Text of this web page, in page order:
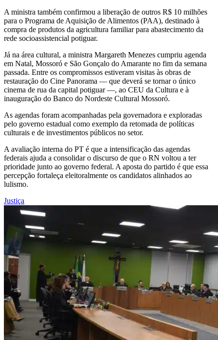
A ministra também confirmou a liberação de outros R$ 10 milhões
para o Programa de Aquisição de Alimentos (PAA), destinado à
compra de produtos da agricultura familiar para abastecimento da
rede socioassistencial potiguar.
Já na área cultural, a ministra Margareth Menezes cumpriu agenda
em Natal, Mossoró e São Gonçalo do Amarante no fim da semana
passada. Entre os compromissos estiveram visitas às obras de
restauração do Cine Panorama — que deverá se tornar o único
cinema de rua da capital potiguar —, ao CEU da Cultura e à
inauguração do Banco do Nordeste Cultural Mossoró.
As agendas foram acompanhadas pela governadora e exploradas
pelo governo estadual como exemplo da retomada de políticas
culturais e de investimentos públicos no setor.
A avaliação interna do PT é que a intensificação das agendas
federais ajuda a consolidar o discurso de que o RN voltou a ter
prioridade junto ao governo federal. A aposta do partido é que essa
percepção fortaleça eleitoralmente os candidatos alinhados ao
lulismo.
Justiça